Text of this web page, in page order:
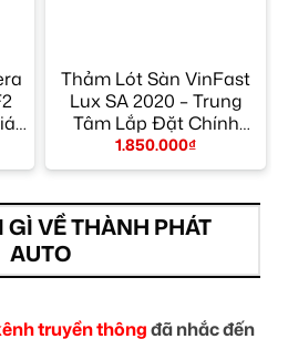
Thảm Lót Sàn VinFast
Lux SA 2020 – Trung
Tâm Lắp Đặt Chính
Hãng TPHCM
1.850.000₫
GÌ VỀ THÀNH PHÁT
AUTO
truyền thôngđã nhắc đến